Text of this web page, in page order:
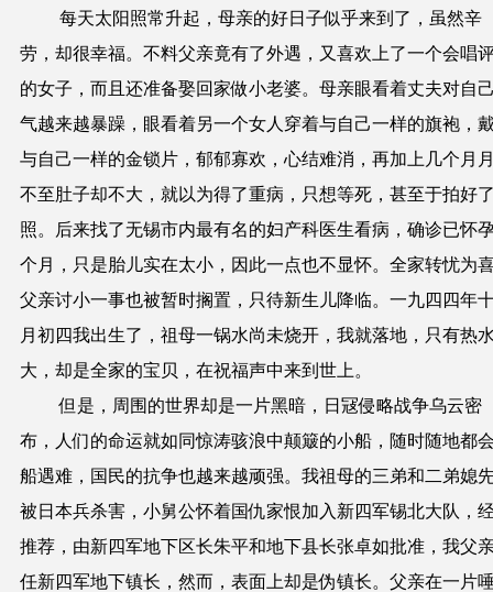
每天太阳照常升起，母亲的好日子似乎来到了，虽然辛
劳，却很幸福。不料父亲竟有了外遇，又喜欢上了一个会唱
的女子，而且还准备娶回家做小老婆。母亲眼看着丈夫对自
气越来越暴躁，眼看着另一个女人穿着与自己一样的旗袍，
与自己一样的金锁片，郁郁寡欢，心结难消，再加上几个月
不至肚子却不大，就以为得了重病，只想等死，甚至于拍好
照。后来找了无锡市内最有名的妇产科医生看病，确诊已怀
个月，只是胎儿实在太小，因此一点也不显怀。全家转忧为
父亲讨小一事也被暂时搁置，只待新生儿降临。一九四四年
月初四我出生了，祖母一锅水尚未烧开，我就落地，只有热
大，却是全家的宝贝，在祝福声中来到世上。
但是，周围的世界却是一片黑暗，日冦侵略战争乌云密
布，人们的命运就如同惊涛骇浪中颠簸的小船，随时随地都
船遇难，国民的抗争也越来越顽强。我祖母的三弟和二弟媳
被日本兵杀害，小舅公怀着国仇家恨加入新四军锡北大队，
推荐，由新四军地下区长朱平和地下县长张卓如批准，我父
任新四军地下镇长，然而，表面上却是伪镇长。父亲在一片